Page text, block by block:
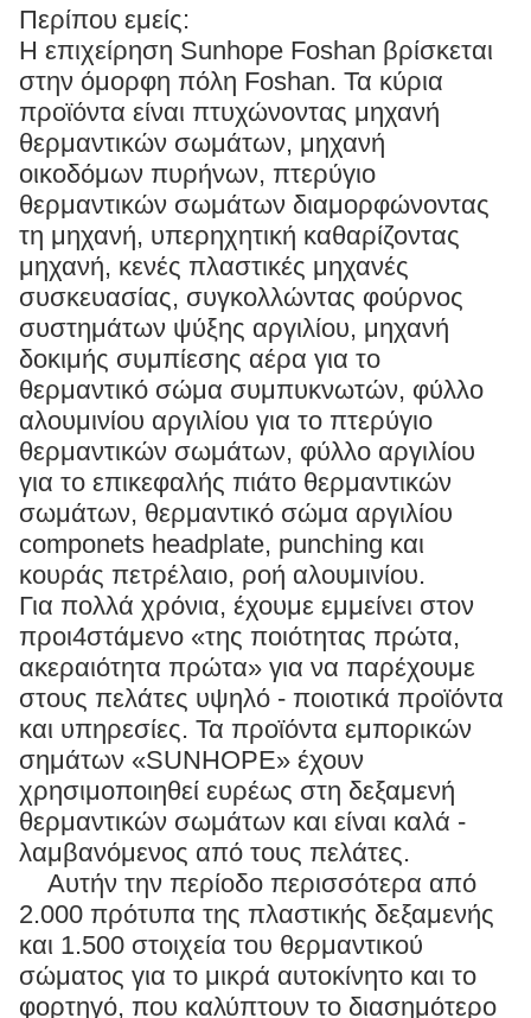
Περίπου εμείς:
Η επιχείρηση Sunhope Foshan βρίσκεται
στην όμορφη πόλη Foshan. Τα κύρια
προϊόντα είναι πτυχώνοντας μηχανή
θερμαντικών σωμάτων, μηχανή
οικοδόμων πυρήνων, πτερύγιο
θερμαντικών σωμάτων διαμορφώνοντας
τη μηχανή, υπερηχητική καθαρίζοντας
μηχανή, κενές πλαστικές μηχανές
συσκευασίας, συγκολλώντας φούρνος
συστημάτων ψύξης αργιλίου, μηχανή
δοκιμής συμπίεσης αέρα για το
θερμαντικό σώμα συμπυκνωτών, φύλλο
αλουμινίου αργιλίου για το πτερύγιο
θερμαντικών σωμάτων, φύλλο αργιλίου
για το επικεφαλής πιάτο θερμαντικών
σωμάτων, θερμαντικό σώμα αργιλίου
componets headplate, punching και
κουράς πετρέλαιο, ροή αλουμινίου.
Για πολλά χρόνια, έχουμε εμμείνει στον
προι4στάμενο «της ποιότητας πρώτα,
ακεραιότητα πρώτα» για να παρέχουμε
στους πελάτες υψηλό - ποιοτικά προϊόντα
και υπηρεσίες. Τα προϊόντα εμπορικών
σημάτων «SUNHOPE» έχουν
χρησιμοποιηθεί ευρέως στη δεξαμενή
θερμαντικών σωμάτων και είναι καλά -
λαμβανόμενος από τους πελάτες.
Αυτήν την περίοδο περισσότερα από
2.000 πρότυπα της πλαστικής δεξαμενής
και 1.500 στοιχεία του θερμαντικού
σώματος για το μικρά αυτοκίνητο και το
φορτηγό, που καλύπτουν το διασημότερο